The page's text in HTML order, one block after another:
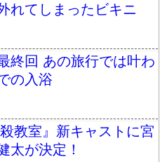
れてしまったビキニ
終回 あの旅行では叶わ
の入浴
教室』新キャストに宮
太が決定！